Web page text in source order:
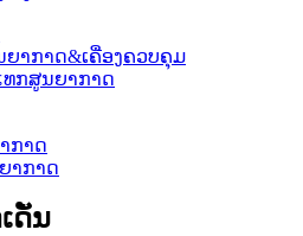
ຍາກາດ&ເຄື່ອງຄວບຄຸມ
ທກສູນຍາກາດ
ກາດ
າກາດ
ດັ່ນ